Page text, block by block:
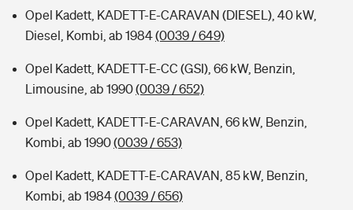
Opel Kadett, KADETT-E-CARAVAN (DIESEL), 40 kW,
Diesel, Kombi, ab 1984(0039 / 649)
Opel Kadett, KADETT-E-CC (GSI), 66 kW, Benzin,
Limousine, ab 1990(0039 / 652)
Opel Kadett, KADETT-E-CARAVAN, 66 kW, Benzin,
Kombi, ab 1990(0039 / 653)
Opel Kadett, KADETT-E-CARAVAN, 85 kW, Benzin,
Kombi, ab 1984(0039 / 656)